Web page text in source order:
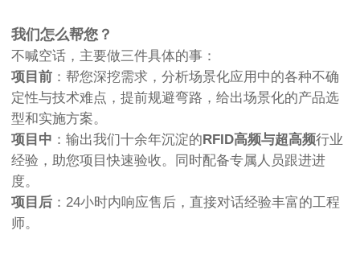
我们怎么帮您？
不喊空话，主要做三件具体的事：
项目前 ：帮您深挖需求，分析场景化应用中的各种不确
定性与技术难点，提前规避弯路，给出场景化的产品选
型和实施方案。
项目中 ：输出我们十余年沉淀的RFID高频与超高频行业
经验，助您项目快速验收。同时配备专属人员跟进进
度。
项目后 ：24小时内响应售后，直接对话经验丰富的工程
师。